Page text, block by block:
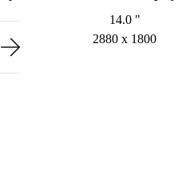
14.0 "
2880 x 1800